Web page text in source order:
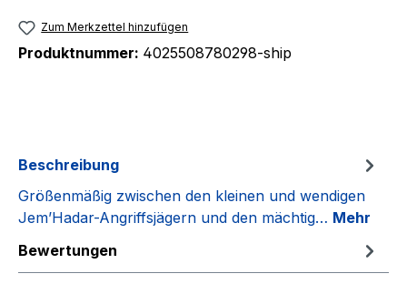
Zum Merkzettel hinzufügen
Produktnummer: 4025508780298-ship
Beschreibung
Größenmäßig zwischen den kleinen und wendigen
Jem’Hadar-Angriffsjägern und den mächtig… Mehr
Bewertungen